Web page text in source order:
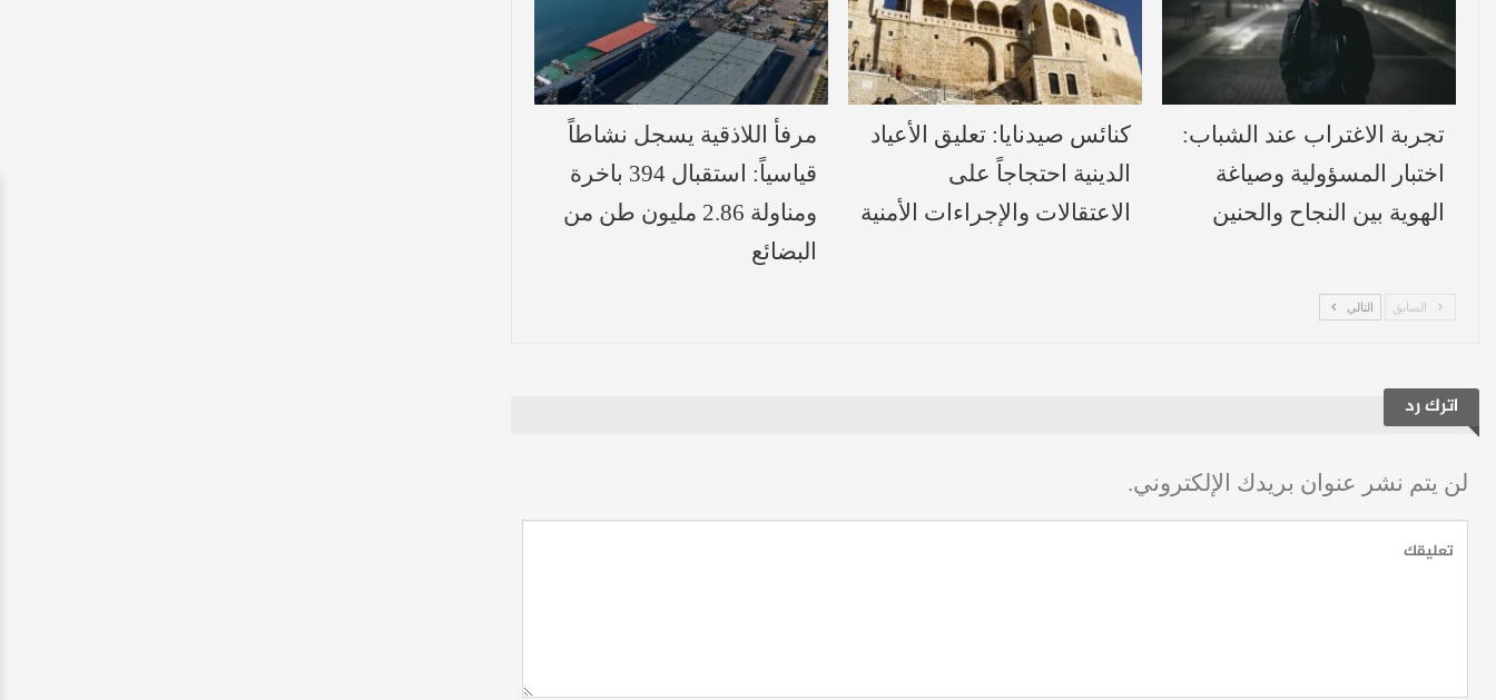
تجربة الاغتراب عند الشباب:
اختبار المسؤولية وصياغة
الهوية بين النجاح والحنين
كنائس صيدنايا: تعليق الأعياد
الدينية احتجاجاً على
الاعتقالات والإجراءات الأمنية
مرفأ اللاذقية يسجل نشاطاً
قياسياً: استقبال 394 باخرة
ومناولة 2.86 مليون طن من
البضائع
السابق التالي
اترك رد
لن يتم نشر عنوان بريدك الإلكتروني.